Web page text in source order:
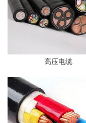
高压电缆